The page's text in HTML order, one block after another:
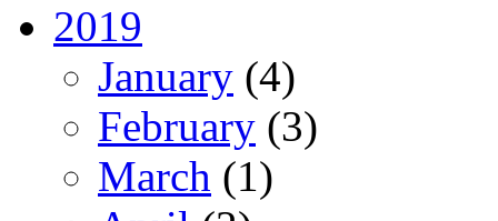
2019
January (4)
February (3)
March (1)